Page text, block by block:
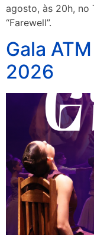
agosto, às 20h, no
“Farewell”.
Gala
2026